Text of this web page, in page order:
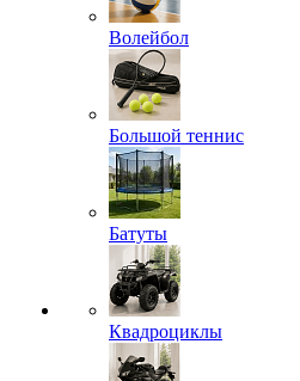
Волейбол
Большой теннис
Батуты
Квадроциклы